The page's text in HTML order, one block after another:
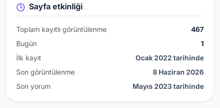
Sayfa etkinliği
Toplam kayıtlı görüntülenme
467
Bugün
1
İlk kayıt
Ocak 2022 tarihinde
Son görüntülenme
8 Haziran 2026
Son yorum
Mayıs 2023 tarihinde